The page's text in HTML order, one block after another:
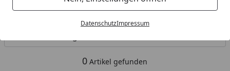
DatenschutzImpressum
Kategorien
0 Artikel gefunden